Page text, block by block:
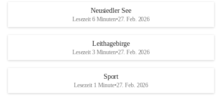
S
und den daraus folgenden wirtschaftlichen
Maßnahmen zur Bekämpfung
Rebe und der Amerikanischen
r
S
Neusiedler See
Lesezeit 6 Minuten•27. Feb. 2026
Leithagebirge
Lesezeit 3 Minuten•27. Feb. 2026
Sport
Lesezeit 1 Minute•27. Feb. 2026